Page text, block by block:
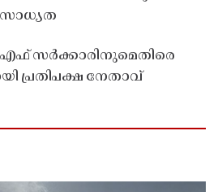
സർക്കാരിനുമെതിരെ
പ്രതിപക്ഷ നേതാവ്